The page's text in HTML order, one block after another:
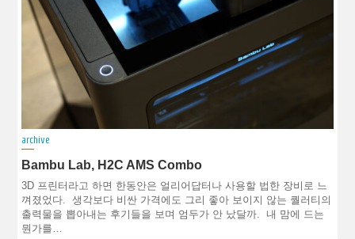
archive
Bambu Lab, H2C AMS Combo
3D 프린터라고 하면 한동안은 얼리어답터나 사용할 법한 장비로 느
껴졌었다. 생각보다 비싼 가격에도 그리 좋아 보이지 않는 퀄러티의
출력물을 뽑아내는 후기들을 보며 엄두가 안 났달까. 내 맘에 드는
뭔가를…